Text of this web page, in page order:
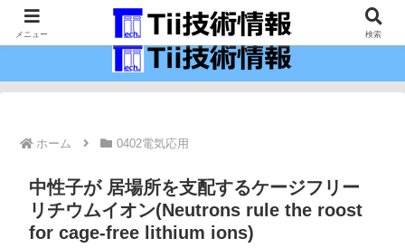
最新の科学技術の情報インフラ。
ホーム 0402電気応用
中性子が 居場所を支配するケージフリー
リチウムイオン(Neutrons rule the roost
for cage-free lithium ions)
メニュー 検索